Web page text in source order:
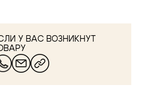
У ВАС ВОЗНИКНУТ